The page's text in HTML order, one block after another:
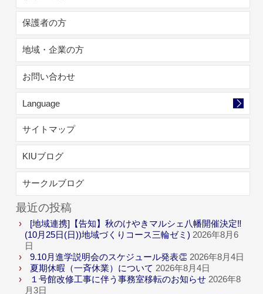
保護者の方
地域・企業の方
お問い合わせ
Language
サイトマップ
KIUブログ
サークルブログ
最近の投稿
[地域連携]【告知】秋のけやきマルシェ八幡開催決定‼
(10月25日(日))地域づくりコース三輪ゼミ) 2026年8月6
日
9.10月進学説明会のスケジュール発表👏 2026年8月4日
夏期休暇（一斉休業）について 2026年8月4日
１号館改修工事に伴う事務室移転のお知らせ 2026年8
月3日